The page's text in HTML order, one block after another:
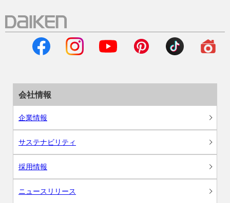
会社情報
企業情報
サステナビリティ
採用情報
ニュースリリース